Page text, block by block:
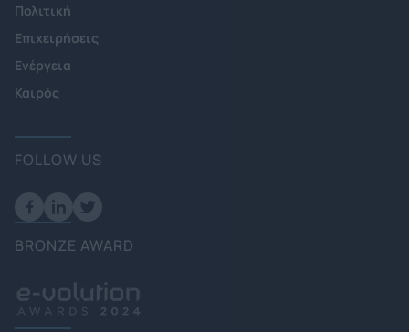
Πολιτική
Επιχειρήσεις
Ενέργεια
Καιρός
FOLLOW US
BRONZE AWARD